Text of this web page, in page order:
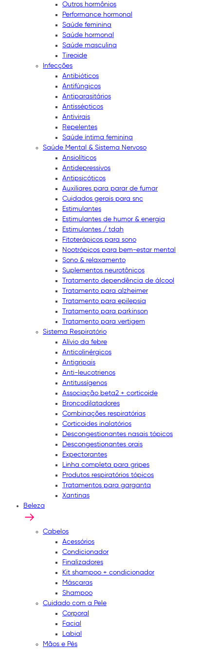
Outros hormônios
Performance hormonal
Saúde feminina
Saúde hormonal
Saúde masculina
Tireoide
Infecções
Antibióticos
Antifúngicos
Antiparasitários
Antissépticos
Antivirais
Repelentes
Saúde íntima feminina
Saúde Mental & Sistema Nervoso
Ansiolíticos
Antidepressivos
Antipsicóticos
Auxiliares para parar de fumar
Cuidados gerais para snc
Estimulantes
Estimulantes de humor & energia
Estimulantes / tdah
Fitoterápicos para sono
Nootrópicos para bem-estar mental
Sono & relaxamento
Suplementos neurotônicos
Tratamento dependência de álcool
Tratamento para alzheimer
Tratamento para epilepsia
Tratamento para parkinson
Tratamento para vertigem
Sistema Respiratório
Alívio da febre
Anticolinérgicos
Antigripais
Anti-leucotrienos
Antitussígenos
Associação beta2 + corticoide
Broncodilatadores
Combinações respiratórias
Corticoides inalatórios
Descongestionantes nasais tópicos
Descongestionantes orais
Expectorantes
Linha completa para gripes
Produtos respiratórios tópicos
Tratamentos para garganta
Xantinas
Beleza
Cabelos
Acessórios
Condicionador
Finalizadores
Kit shampoo + condicionador
Máscaras
Shampoo
Cuidado com a Pele
Corporal
Facial
Labial
Mãos e Pés